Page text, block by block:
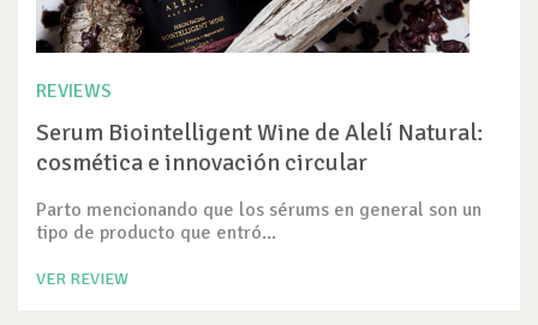
REVIEWS
Serum Biointelligent Wine de Alelí Natural:
cosmética e innovación circular
Parto mencionando que los sérums en general son un
tipo de producto que entró...
VER REVIEW